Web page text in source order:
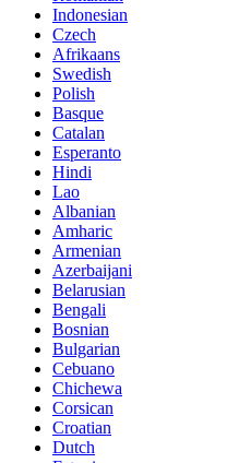
Indonesian
Czech
Afrikaans
Swedish
Polish
Basque
Catalan
Esperanto
Hindi
Lao
Albanian
Amharic
Armenian
Azerbaijani
Belarusian
Bengali
Bosnian
Bulgarian
Cebuano
Chichewa
Corsican
Croatian
Dutch